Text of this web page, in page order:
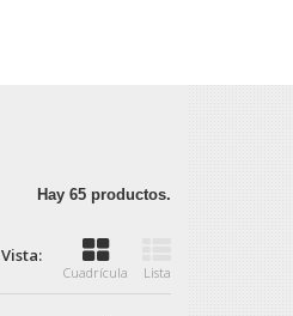
Hay 65 productos.
Vista:
Cuadrícula Lista